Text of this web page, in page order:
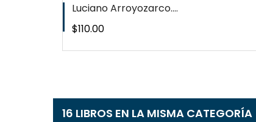
Luciano Arroyozarco....
Precio
$110.00
16 LIBROS EN LA MISMA CATEGORÍA